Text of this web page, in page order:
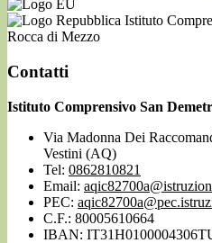
Istituto
Rocca di Mezzo
Contatti
Istituto Comprensivo San
Via Madonna Dei
Vestini (AQ)
Tel: 0862810821
Email:
PEC:
C.F.: 80005610664
IBAN: